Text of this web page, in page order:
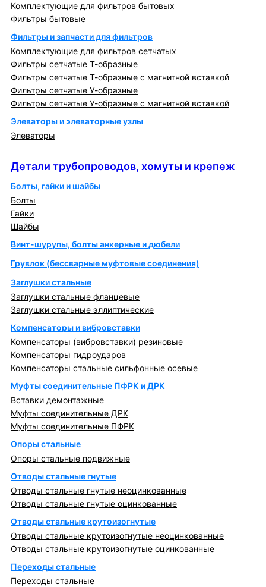
Комплектующие для фильтров бытовых
Фильтры бытовые
Фильтры и запчасти для фильтров
Комплектующие для фильтров сетчатых
Фильтры сетчатые Т-образные
Фильтры сетчатые Т-образные с магнитной вставкой
Фильтры сетчатые У-образные
Фильтры сетчатые У-образные с магнитной вставкой
Элеваторы и элеваторные узлы
Элеваторы
Детали трубопроводов, хомуты и крепеж
Болты, гайки и шайбы
Болты
Гайки
Шайбы
Винт-шурупы, болты анкерные и дюбели
Грувлок (бессварные муфтовые соединения)
Заглушки стальные
Заглушки стальные фланцевые
Заглушки стальные эллиптические
Компенсаторы и вибровставки
Компенсаторы (вибровставки) резиновые
Компенсаторы гидроударов
Компенсаторы стальные сильфонные осевые
Муфты соединительные ПФРК и ДРК
Вставки демонтажные
Муфты соединительные ДРК
Муфты соединительные ПФРК
Опоры стальные
Опоры стальные подвижные
Отводы стальные гнутые
Отводы стальные гнутые неоцинкованные
Отводы стальные гнутые оцинкованные
Отводы стальные крутоизогнутые
Отводы стальные крутоизогнутые неоцинкованные
Отводы стальные крутоизогнутые оцинкованные
Переходы стальные
Переходы стальные